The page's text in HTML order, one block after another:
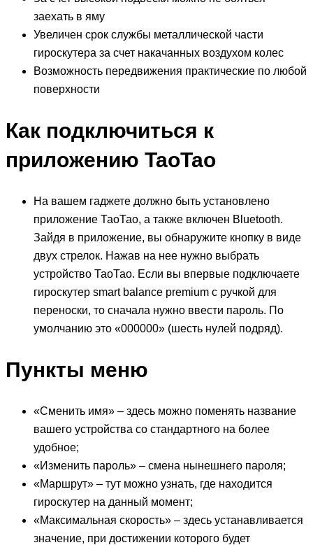
заехать в яму
Увеличен срок службы металлической части
гироскутера за счет накачанных воздухом колес
Возможность передвижения практические по любой
поверхности
Как подключиться к
приложению TaoTao
На вашем гаджете должно быть установлено
приложение ТаоТао, а также включен Bluetooth.
Зайдя в приложение, вы обнаружите кнопку в виде
двух стрелок. Нажав на нее нужно выбрать
устройство ТаоТао. Если вы впервые подключаете
гироскутер smart balance premium с ручкой для
переноски, то сначала нужно ввести пароль. По
умолчанию это «000000» (шесть нулей подряд).
Пункты меню
«Сменить имя» – здесь можно поменять название
вашего устройства со стандартного на более
удобное;
«Изменить пароль» – смена нынешнего пароля;
«Маршрут» – тут можно узнать, где находится
гироскутер на данный момент;
«Максимальная скорость» – здесь устанавливается
значение, при достижении которого будет